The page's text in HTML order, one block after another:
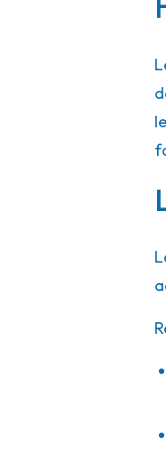
Consulter
Consulter
Pompes
Consulter